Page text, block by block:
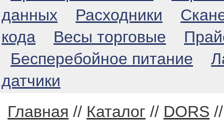
данных
Расходники
кода
Весы торговые
Бесперебойное питание
датчики
Главная // Каталог // DORS